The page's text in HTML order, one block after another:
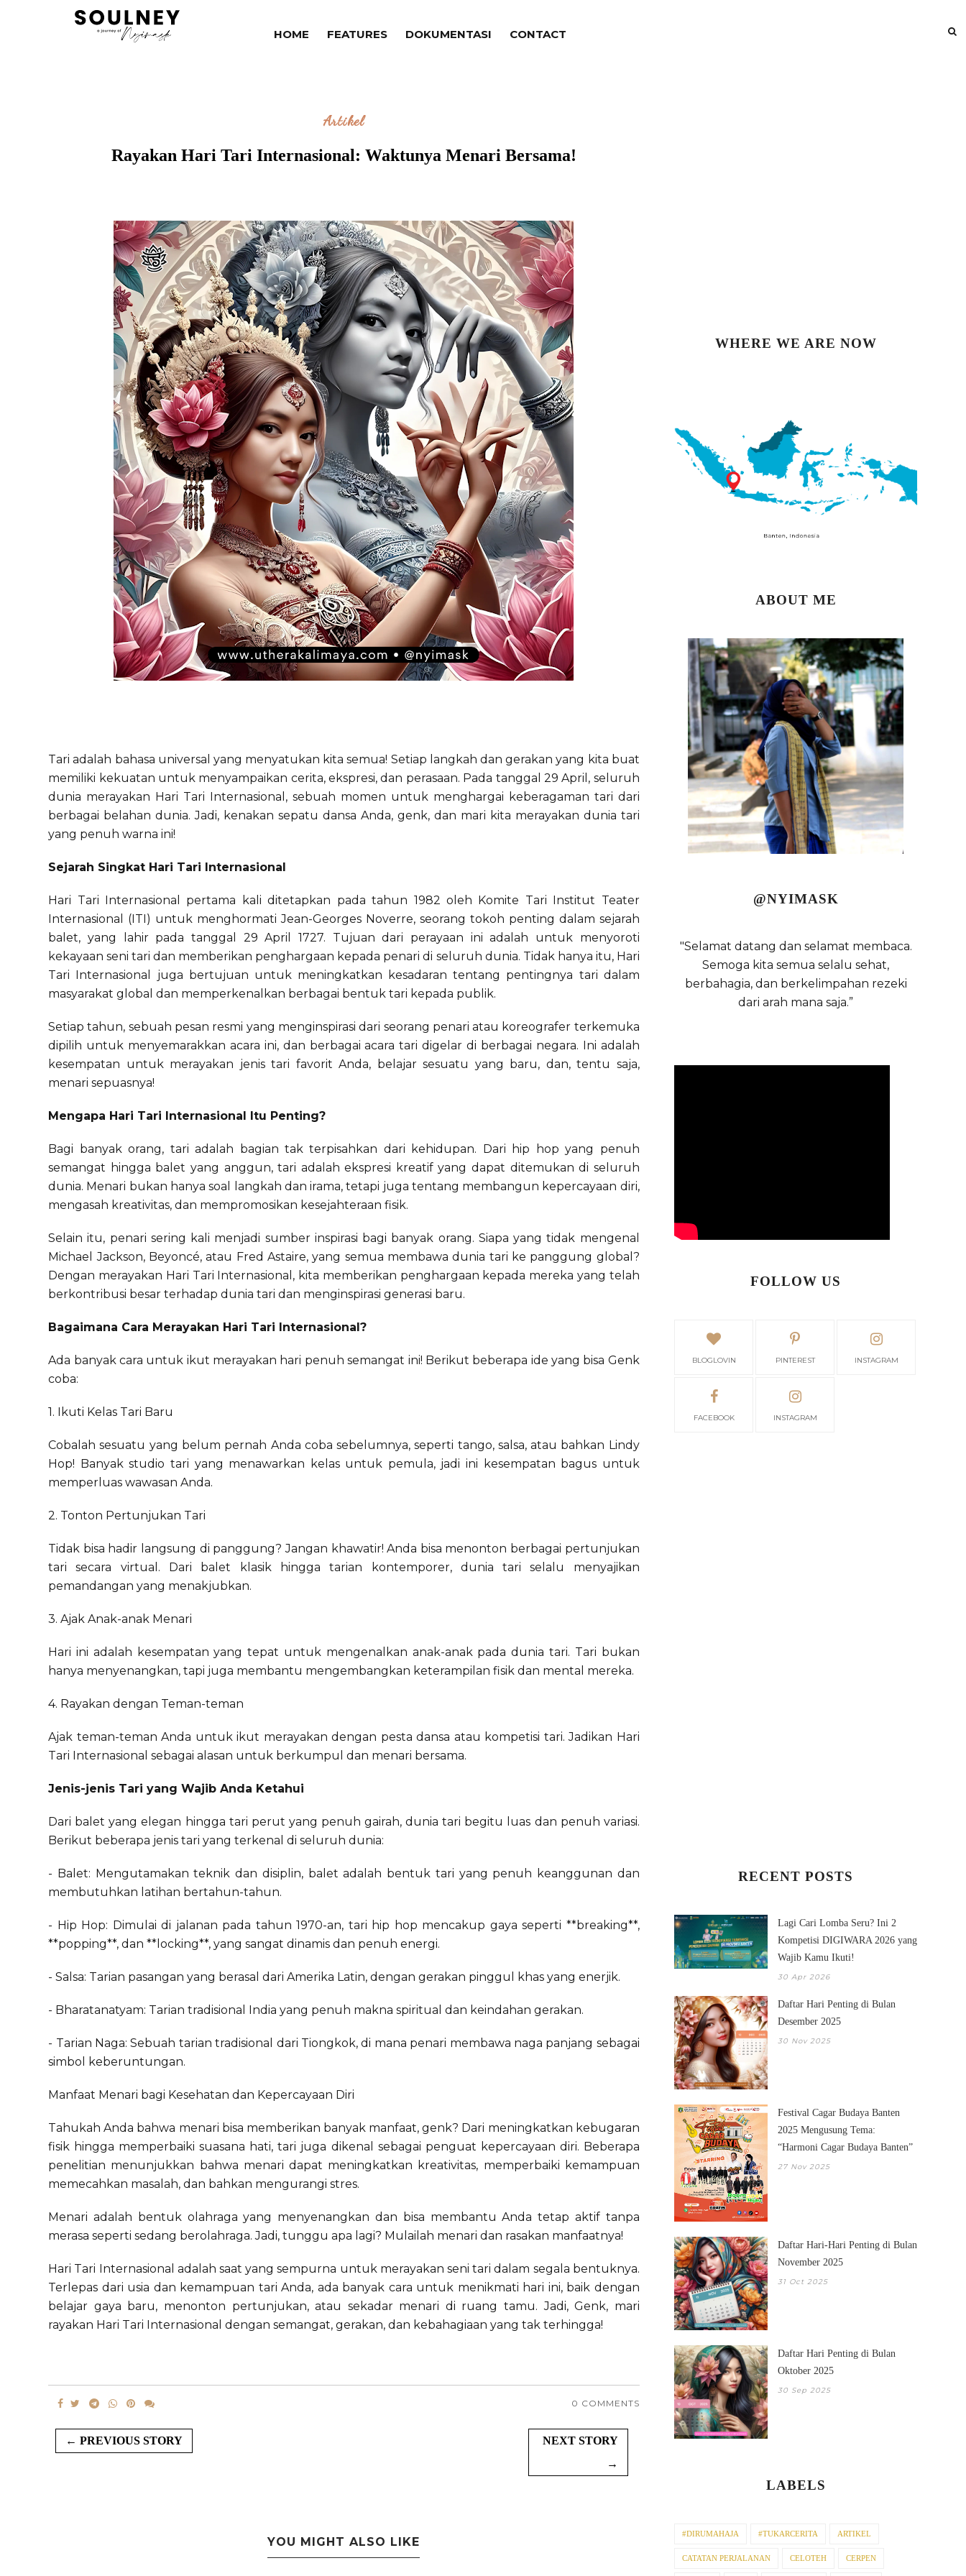
HOME FEATURES DOKUMENTASI CONTACT
Artikel
Rayakan Hari Tari Internasional: Waktunya Menari Bersama!
Tari adalah bahasa universal yang menyatukan kita semua! Setiap langkah dan gerakan yang kita buat
memiliki kekuatan untuk menyampaikan cerita, ekspresi, dan perasaan. Pada tanggal 29 April, seluruh
dunia merayakan Hari Tari Internasional, sebuah momen untuk menghargai keberagaman tari dari
berbagai belahan dunia. Jadi, kenakan sepatu dansa Anda, genk, dan mari kita merayakan dunia tari
yang penuh warna ini!
Sejarah Singkat Hari Tari Internasional
Hari Tari Internasional pertama kali ditetapkan pada tahun 1982 oleh Komite Tari Institut Teater
Internasional (ITI) untuk menghormati Jean-Georges Noverre, seorang tokoh penting dalam sejarah
balet, yang lahir pada tanggal 29 April 1727. Tujuan dari perayaan ini adalah untuk menyoroti
kekayaan seni tari dan memberikan penghargaan kepada penari di seluruh dunia. Tidak hanya itu, Hari
Tari Internasional juga bertujuan untuk meningkatkan kesadaran tentang pentingnya tari dalam
masyarakat global dan memperkenalkan berbagai bentuk tari kepada publik.
Setiap tahun, sebuah pesan resmi yang menginspirasi dari seorang penari atau koreografer terkemuka
dipilih untuk menyemarakkan acara ini, dan berbagai acara tari digelar di berbagai negara. Ini adalah
kesempatan untuk merayakan jenis tari favorit Anda, belajar sesuatu yang baru, dan, tentu saja,
menari sepuasnya!
Mengapa Hari Tari Internasional Itu Penting?
Bagi banyak orang, tari adalah bagian tak terpisahkan dari kehidupan. Dari hip hop yang penuh
semangat hingga balet yang anggun, tari adalah ekspresi kreatif yang dapat ditemukan di seluruh
dunia. Menari bukan hanya soal langkah dan irama, tetapi juga tentang membangun kepercayaan diri,
mengasah kreativitas, dan mempromosikan kesejahteraan fisik.
Selain itu, penari sering kali menjadi sumber inspirasi bagi banyak orang. Siapa yang tidak mengenal
Michael Jackson, Beyoncé, atau Fred Astaire, yang semua membawa dunia tari ke panggung global?
Dengan merayakan Hari Tari Internasional, kita memberikan penghargaan kepada mereka yang telah
berkontribusi besar terhadap dunia tari dan menginspirasi generasi baru.
Bagaimana Cara Merayakan Hari Tari Internasional?
Ada banyak cara untuk ikut merayakan hari penuh semangat ini! Berikut beberapa ide yang bisa Genk
coba:
1. Ikuti Kelas Tari Baru
Cobalah sesuatu yang belum pernah Anda coba sebelumnya, seperti tango, salsa, atau bahkan Lindy
Hop! Banyak studio tari yang menawarkan kelas untuk pemula, jadi ini kesempatan bagus untuk
memperluas wawasan Anda.
2. Tonton Pertunjukan Tari
Tidak bisa hadir langsung di panggung? Jangan khawatir! Anda bisa menonton berbagai pertunjukan
tari secara virtual. Dari balet klasik hingga tarian kontemporer, dunia tari selalu menyajikan
pemandangan yang menakjubkan.
3. Ajak Anak-anak Menari
Hari ini adalah kesempatan yang tepat untuk mengenalkan anak-anak pada dunia tari. Tari bukan
hanya menyenangkan, tapi juga membantu mengembangkan keterampilan fisik dan mental mereka.
4. Rayakan dengan Teman-teman
Ajak teman-teman Anda untuk ikut merayakan dengan pesta dansa atau kompetisi tari. Jadikan Hari
Tari Internasional sebagai alasan untuk berkumpul dan menari bersama.
Jenis-jenis Tari yang Wajib Anda Ketahui
Dari balet yang elegan hingga tari perut yang penuh gairah, dunia tari begitu luas dan penuh variasi.
Berikut beberapa jenis tari yang terkenal di seluruh dunia:
- Balet: Mengutamakan teknik dan disiplin, balet adalah bentuk tari yang penuh keanggunan dan
membutuhkan latihan bertahun-tahun.
- Hip Hop: Dimulai di jalanan pada tahun 1970-an, tari hip hop mencakup gaya seperti **breaking**,
**popping**, dan **locking**, yang sangat dinamis dan penuh energi.
- Salsa: Tarian pasangan yang berasal dari Amerika Latin, dengan gerakan pinggul khas yang enerjik.
- Bharatanatyam: Tarian tradisional India yang penuh makna spiritual dan keindahan gerakan.
- Tarian Naga: Sebuah tarian tradisional dari Tiongkok, di mana penari membawa naga panjang sebagai
simbol keberuntungan.
Manfaat Menari bagi Kesehatan dan Kepercayaan Diri
Tahukah Anda bahwa menari bisa memberikan banyak manfaat, genk? Dari meningkatkan kebugaran
fisik hingga memperbaiki suasana hati, tari juga dikenal sebagai penguat kepercayaan diri. Beberapa
penelitian menunjukkan bahwa menari dapat meningkatkan kreativitas, memperbaiki kemampuan
memecahkan masalah, dan bahkan mengurangi stres.
Menari adalah bentuk olahraga yang menyenangkan dan bisa membantu Anda tetap aktif tanpa
merasa seperti sedang berolahraga. Jadi, tunggu apa lagi? Mulailah menari dan rasakan manfaatnya!
Hari Tari Internasional adalah saat yang sempurna untuk merayakan seni tari dalam segala bentuknya.
Terlepas dari usia dan kemampuan tari Anda, ada banyak cara untuk menikmati hari ini, baik dengan
belajar gaya baru, menonton pertunjukan, atau sekadar menari di ruang tamu. Jadi, Genk, mari
rayakan Hari Tari Internasional dengan semangat, gerakan, dan kebahagiaan yang tak terhingga!
0 COMMENTS
← PREVIOUS STORY
NEXT STORY
→
YOU MIGHT ALSO LIKE
WHERE WE ARE NOW
ABOUT ME
@NYIMASK
"Selamat datang dan selamat membaca.
Semoga kita semua selalu sehat,
berbahagia, dan berkelimpahan rezeki
dari arah mana saja.”
FOLLOW US
BLOGLOVIN PINTEREST INSTAGRAM
FACEBOOK INSTAGRAM
RECENT POSTS
Lagi Cari Lomba Seru? Ini 2
Kompetisi DIGIWARA 2026 yang
Wajib Kamu Ikuti!
30 Apr 2026
Daftar Hari Penting di Bulan
Desember 2025
30 Nov 2025
Festival Cagar Budaya Banten
2025 Mengusung Tema:
“Harmoni Cagar Budaya Banten”
27 Nov 2025
Daftar Hari-Hari Penting di Bulan
November 2025
31 Oct 2025
Daftar Hari Penting di Bulan
Oktober 2025
30 Sep 2025
LABELS
#DIRUMAHAJA #TUKARCERITA ARTIKEL
CATATAN PERJALANAN CELOTEH CERPEN